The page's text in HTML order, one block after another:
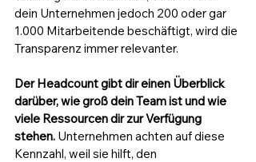
dein Unternehmen jedoch 200 oder gar
1.000 Mitarbeitende beschäftigt, wird die
Transparenz immer relevanter.
Der Headcount gibt dir einen Überblick
darüber, wie groß dein Team ist und wie
viele Ressourcen dir zur Verfügung
stehen. Unternehmen achten auf diese
Kennzahl, weil sie hilft, den